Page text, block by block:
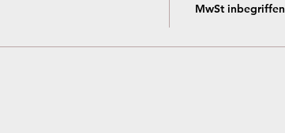
MwSt inbegriffen